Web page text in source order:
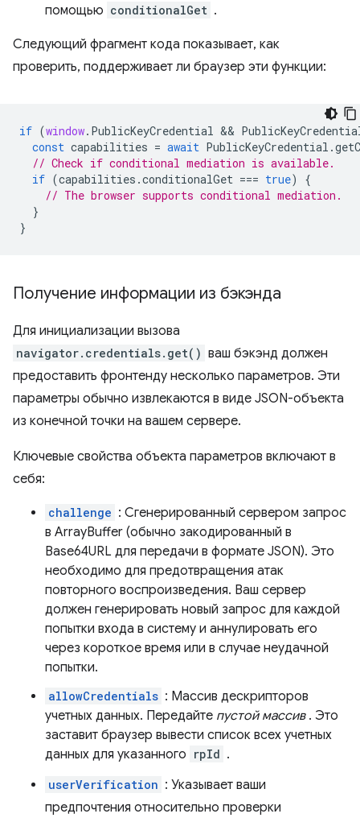
помощью conditionalGet .
Следующий фрагмент кода показывает, как
проверить, поддерживает ли браузер эти функции:
if (window. PublicKeyCredential &&
const capabilities = await PublicKeyCredential .
// Check if conditional mediation is available.
if (capabilities .conditionalGet === true)
{
// The browser supports conditional mediation.
}
}
Получение информации из бэкэнда
Для инициализации вызова
navigator.credentials.get() ваш бэкэнд должен
предоставить фронтенду несколько параметров. Эти
параметры обычно извлекаются в виде JSON-объекта
из конечной точки на вашем сервере.
Ключевые свойства объекта параметров включают в
себя:
challenge : Сгенерированный сервером запрос
в ArrayBuffer (обычно закодированный в
Base64URL для передачи в формате JSON). Это
необходимо для предотвращения атак
повторного воспроизведения. Ваш сервер
должен генерировать новый запрос для каждой
попытки входа в систему и аннулировать его
через короткое время или в случае неудачной
попытки.
allowCredentials : Массив дескрипторов
учетных данных. Передайте пустой массив. Это
заставит браузер вывести список всех учетных
данных для указанного rpId .
userVerification : Указывает ваши
предпочтения относительно проверки